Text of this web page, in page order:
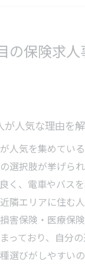
視なら保険求人選
い保険求人の見
やすい保険求人
選びで重視する社
評判の良い保険求
安心な保険業界の
ら始めやすい保険
で未経験者が活躍
歓迎の保険求人の
の保険求
が人気な理由を
人気を集めてい
選択肢が挙げら
く、電車やバス
隣エリアに住む人
害保険・医療保
っており、自分
選びがしやすいの